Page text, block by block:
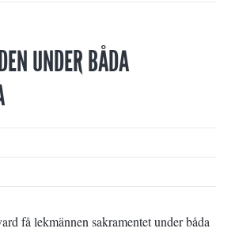
UNDER BÅDA
få lekmännen sakramentet under båda